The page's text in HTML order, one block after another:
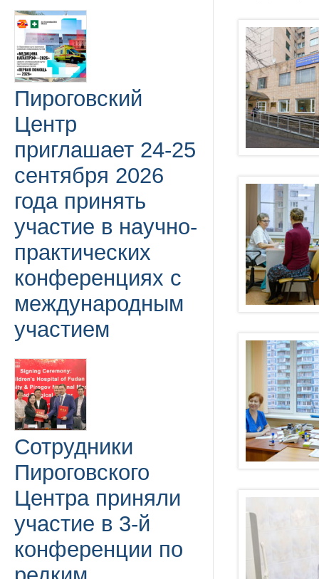
Пироговский
Центр
приглашает 24-25
сентября 2026
года принять
участие в научно-
практических
конференциях с
международным
участием
Сотрудники
Пироговского
Центра приняли
участие в 3-й
конференции по